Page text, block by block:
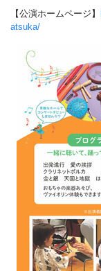
【公演ホームページ】
atsuka/